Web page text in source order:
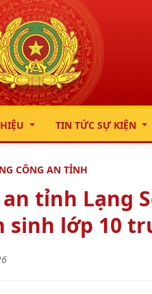
TIN TỨC SỰ KIỆN
CÔNG AN TỈNH
an tỉnh Lạng
sinh lớp 10